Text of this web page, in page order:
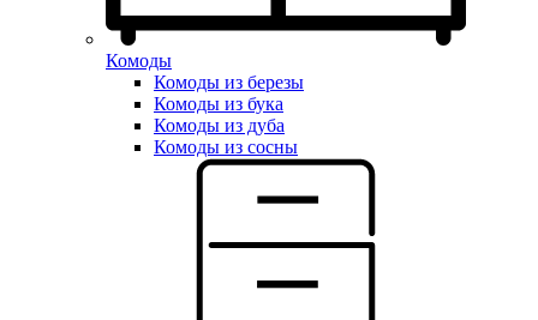
Комоды
Комоды из березы
Комоды из бука
Комоды из дуба
Комоды из сосны